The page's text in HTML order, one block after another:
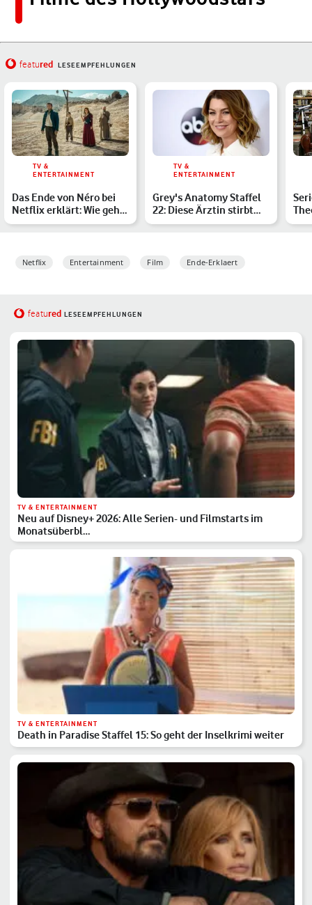
featured LESEEMPFEHLUNGEN
TV &
ENTERTAINMENT
Das Ende von Néro bei
Netflix erklärt: Wie geht
die Serie für Per…
TV &
ENTERTAINMENT
Grey's Anatomy Staffel
22: Diese Ärztin stirbt
nach der Explosion
Netflix Entertainment Film Ende-Erklaert
featured LESEEMPFEHLUNGEN
TV & ENTERTAINMENT
Neu auf Disney+ 2026: Alle Serien- und Filmstarts im
Monatsüberbl…
TV & ENTERTAINMENT
Death in Paradise Staffel 15: So geht der Inselkrimi weiter